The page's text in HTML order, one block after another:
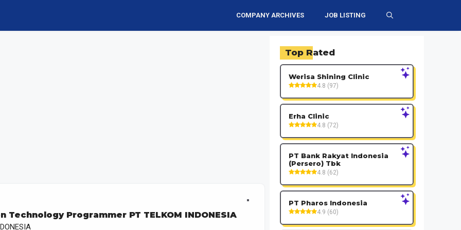
COMPANY ARCHIVES JOB LISTING
Technology Programmer PT TELKOM INDONESIA
Top Rated
Werisa Shining Clinic
4.8 (97)
Erha Clinic
4.8 (72)
PT Bank Rakyat Indonesia
(Persero) Tbk
4.8 (62)
PT Pharos Indonesia
4.9 (60)